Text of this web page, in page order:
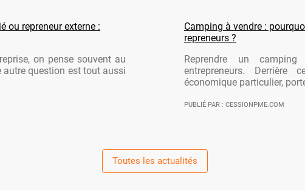
ou repreneur externe :
on pense souvent au
question est tout aussi
Camping à vendre :
repreneurs ?
Reprendre un
entrepreneurs.
économique particulier,
PUBLIÉ PAR : CESSIONPME.COM
Toutes les actualités